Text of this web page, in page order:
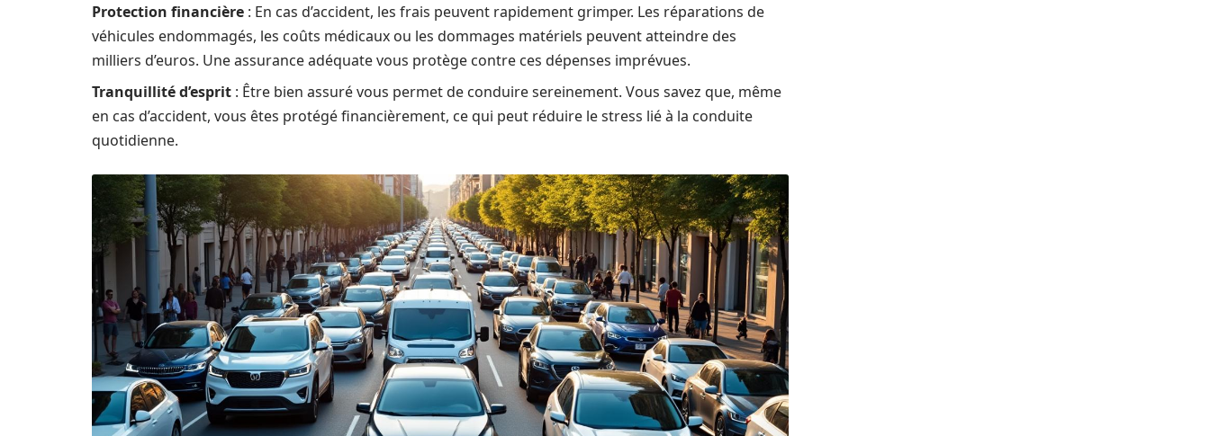
Protection financière : En cas d’accident, les frais peuvent rapidement grimper. Les réparations de
véhicules endommagés, les coûts médicaux ou les dommages matériels peuvent atteindre des
milliers d’euros. Une assurance adéquate vous protège contre ces dépenses imprévues.
Tranquillité d’esprit : Être bien assuré vous permet de conduire sereinement. Vous savez que, même
en cas d’accident, vous êtes protégé financièrement, ce qui peut réduire le stress lié à la conduite
quotidienne.